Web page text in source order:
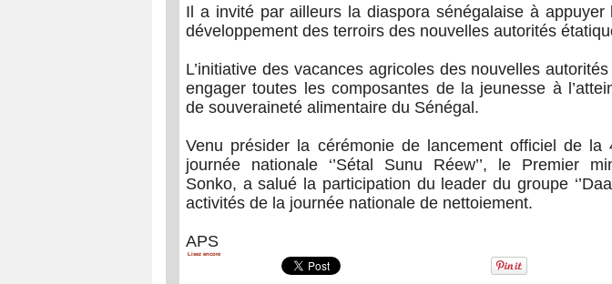
Il a invité par ailleurs la diaspora sénégalaise à appuyer
développement des terroirs des nouvelles autorités
L’initiative des vacances agricoles des nouvelles
engager toutes les composantes de la jeunesse à
de souveraineté alimentaire du Sénégal.
Venu présider la cérémonie de lancement officiel de la
journée nationale ‘’Sétal Sunu Réew’’, le Premier
Sonko, a salué la participation du leader du groupe
activités de la journée nationale de nettoiement.
APS
Lisez encore